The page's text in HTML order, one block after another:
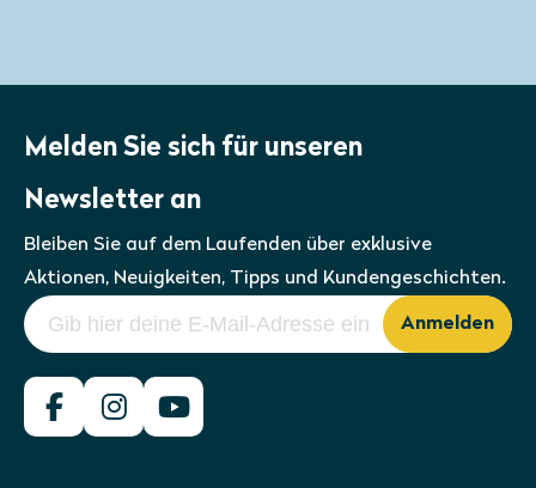
Melden Sie sich für unseren
Newsletter an
Bleiben Sie auf dem Laufenden über exklusive
Aktionen, Neuigkeiten, Tipps und Kundengeschichten.
Anmelden